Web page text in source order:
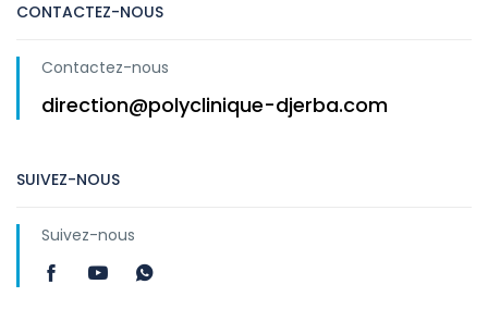
CONTACTEZ-NOUS
Contactez-nous
direction@polyclinique-djerba.com
SUIVEZ-NOUS
Suivez-nous